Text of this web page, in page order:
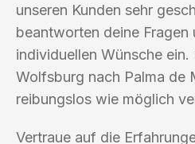
unseren Kunden sehr
beantworten deine Fragen
individuellen Wünsche
Wolfsburg nach Palma de
reibungslos wie möglich
Vertraue auf die